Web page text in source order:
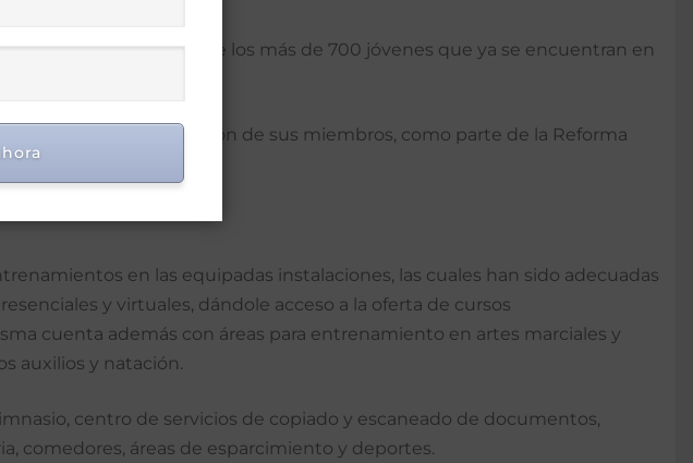
y entrenamientos de los más de 700 jóvenes que ya se encuentran en
y dignificación de sus miembros, como parte de la Reforma
en las equipadas instalaciones, las cuales han sido adecuadas
y virtuales, dándole acceso a la oferta de cursos
cuenta además con áreas para entrenamiento en artes marciales y
auxilios y natación.
centro de servicios de copiado y escaneado de documentos,
comedores, áreas de esparcimiento y deportes.